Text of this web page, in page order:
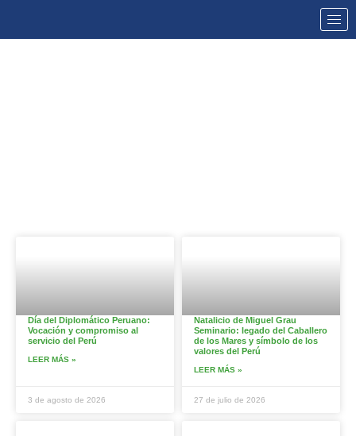
Día del Diplomático Peruano:
Vocación y compromiso al
servicio del Perú
LEER MÁS »
3 de agosto de 2026
Natalicio de Miguel Grau
Seminario: legado del Caballero
de los Mares y símbolo de los
valores del Perú
LEER MÁS »
27 de julio de 2026